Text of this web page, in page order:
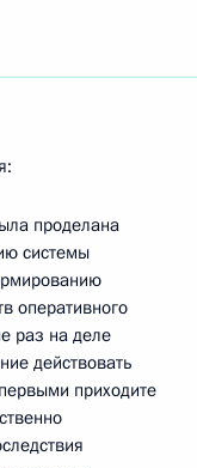
проделана
системы
оперативного
раз на деле
действовать
приходите